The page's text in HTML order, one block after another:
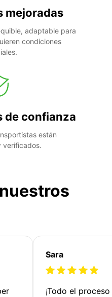
mejoradas
adaptable para
condiciones
de confianza
están
verificados.
Sara
¡Todo el